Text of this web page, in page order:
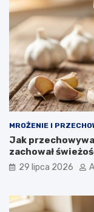
MROŻENIE I
Jak
zachował
29 lipca 2026